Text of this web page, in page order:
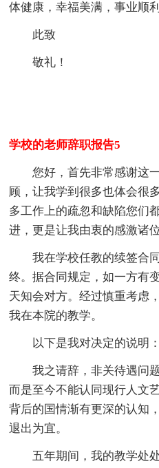
体健康，幸福美满，事业顺利
此致
敬礼！
学校的老师辞职报告5
您好，首先非常感谢这
顾，让我学到很多也体会很
多工作上的疏忽和缺陷您们
进，更是让我由衷的感激诸
我在学校任教的续签合
终。据合同规定，如一方有
天知会对方。经过慎重考虑
我在本院的教学。
以下是我对决定的说明：
我之请辞，非关待遇问
而是至今不能认同现行人文
背后的国情渐有更深的认知
退出为宜。
五年期间，我的教学处